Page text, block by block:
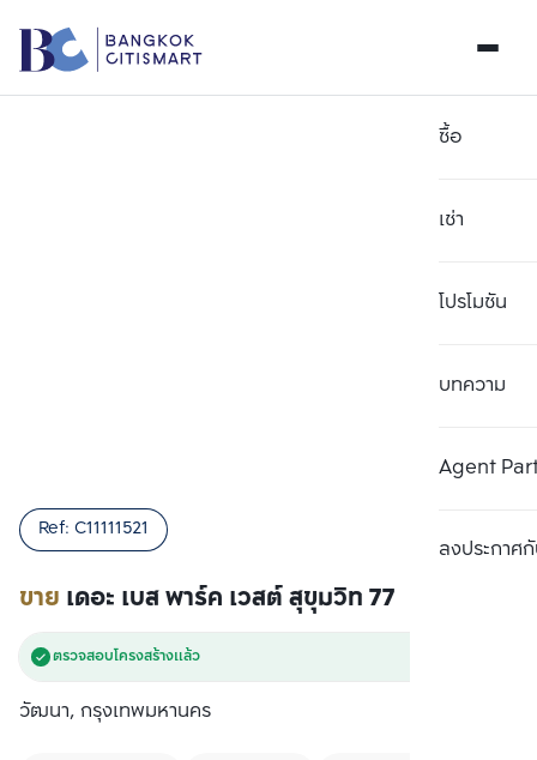
ซื้อ
เช่า
โปรโมชัน
บทความ
Agent
ลงประกาศกั
ขาย เดอะ เบส พาร์ค เวสต์ สุขุมวิท 77
Ref: C11111521
ตรวจสอบโครงสร้างแล้ว
วัฒนา, กรุงเทพมหานคร